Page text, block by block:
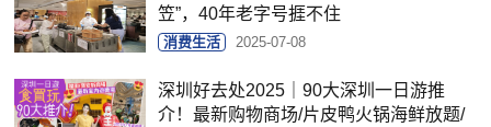
笠”，40年老字号捱不住
消费生活 2025-07-08
深圳好去处2025｜90大深圳一日游推
介！最新购物商场/片皮鸭火锅海鲜放题/